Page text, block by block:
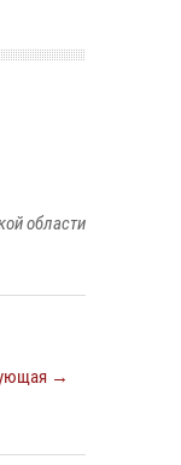
области
→